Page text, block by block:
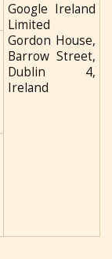
Google Ireland
Limited
Gordon House,
Barrow Street,
Dublin 4,
Ireland